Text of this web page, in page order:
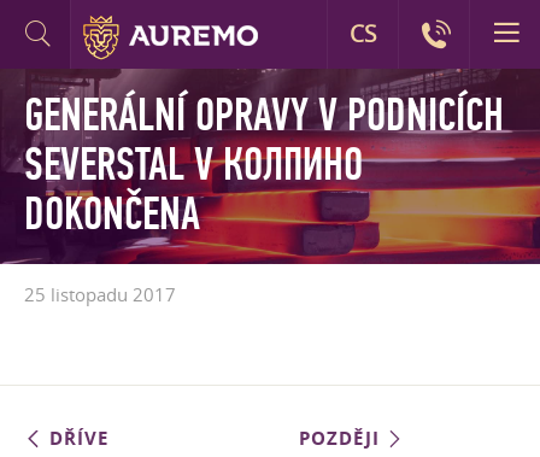
GENERÁLNÍ OPRAVY V PODNICÍCH
SEVERSTAL V КОЛПИНО
DOKONČENA
25 listopadu 2017
DŘÍVE POZDĚJI
CS